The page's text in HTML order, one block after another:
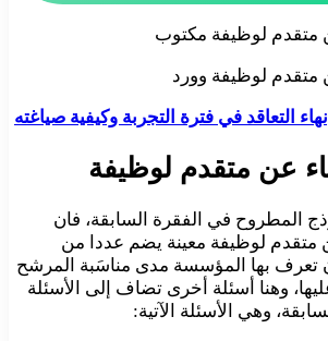
التعاقد في فترة التجربة وكيفية صياغته
عن متقدم لوظيفة
المطروح في الفقرة السابقة، فان
متقدم لوظيفة معينة يضم عددا من
تعرف بها المؤسسة مدى مناسَبة المرشح
وهنا أسئلة أخرى تضاف إلى الأسئلة
وهي الأسئلة الآتية: